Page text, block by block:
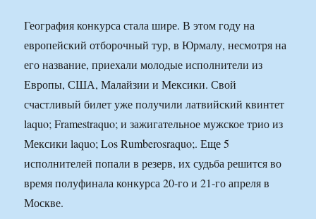
География конкурса стала шире. В этом году на
европейский отборочный тур, в Юрмалу, несмотря на
его название, приехали молодые исполнители из
Европы, США, Малайзии и Мексики. Свой
счастливый билет уже получили латвийский квинтет
laquo; Framestraquo; и зажигательное мужское трио из
Мексики laquo; Los Rumberosraquo;. Еще 5
исполнителей попали в резерв, их судьба решится во
время полуфинала конкурса 20-го и 21-го апреля в
Москве.